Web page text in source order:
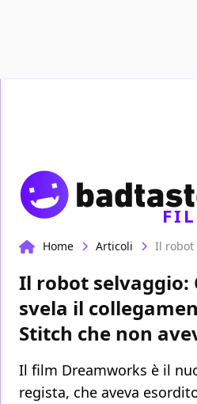
Home Articoli
Il robot selvaggio:
svela il
Stitch che non
Il film Dreamworks è il
regista, che aveva